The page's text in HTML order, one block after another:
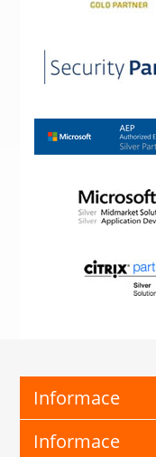
Informace
Informace